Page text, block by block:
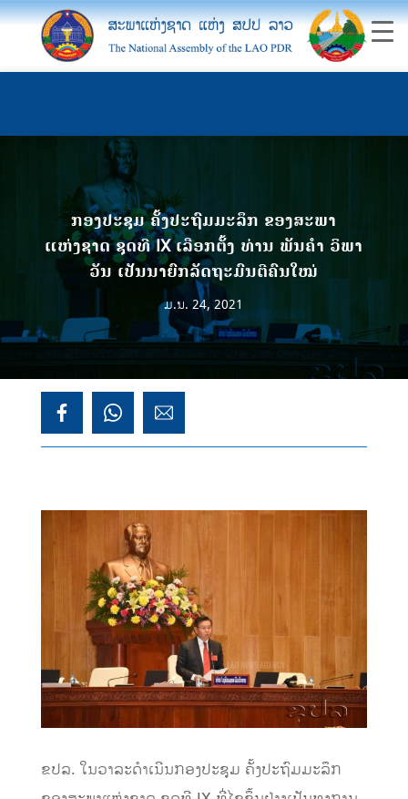
ກອງປະຊຸມ ຄັ້ງປະຖົມມະລຶກ ຂອງສະພາ
ແຫ່ງຊາດ ຊຸດທີ IX ເລືອກຕັ້ງ ທ່ານ ພັນຄຳ ວິພາ
ວັນ ເປັນນາຍົກລັດຖະມົນຕີຄົນໃໝ່
ມ.ນ. 24, 2021
ຂປລ. ໃນວາລະດຳເນີນກອງປະຊຸມ ຄັ້ງປະຖົມມະລຶກ